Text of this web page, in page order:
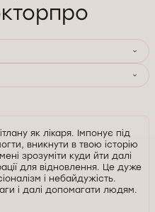
як лікаря. Імпонує під
вникнути в твою історію
зрозуміти куди йти далі
для відновлення. Це дуже
і небайдужість.
і далі допомагати людям.